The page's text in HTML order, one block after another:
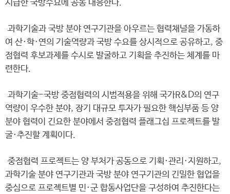
시급한 국방수요에 공동 대응한다.
과학기술과 국방 분야 연구기관을 아우르는 협력채널을 가동하
여 산·학·연의 기술역량과 국방 수요를 상시적으로 공유하고, 중
점협력 후보과제를 수시로 발굴하고 기획을 추진하는 체계를 마
련한다.
과학기술-국방 중점협력의 시범적용을 위해 국가R&D의 연구
역량이 우수한 분야, 장기 대규모 투자가 필요한 핵심부품 등 양
분야 협력이 긴요한 분야에서 중점협력 플래그십 프로젝트를 발
굴·추진할 계획이다.
중점협력 프로젝트는 양 부처가 공동으로 기획·관리·지원하고,
과학기술 분야 연구기관과 국방 분야 연구기관의 긴밀한 협업을
중심으로 프로젝트별 민·군 합동사업단을 구성하여 추진한다는